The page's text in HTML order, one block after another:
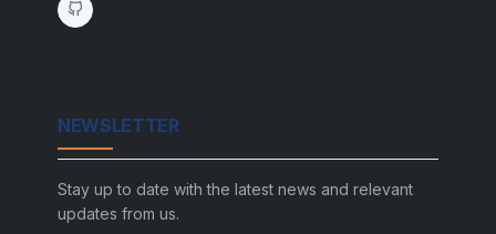
NEWSLETTER
Stay up to date with the latest news and relevant
updates from us.